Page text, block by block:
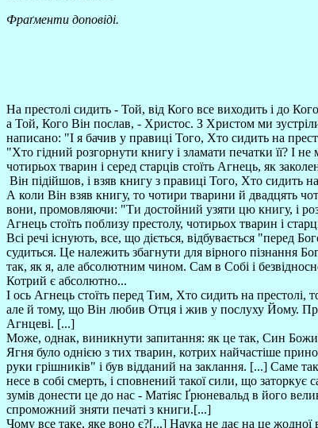
Фраґменти доповіді.
На престолі сидить - Той, від Кого все виходить і до
а Той, Кого Він послав, - Христос. З Христом ми
написано: "І я бачив у правиці Того, Хто сидить на
"Хто гідний розгорнути книгу і зламати печатки її? І не
чотирьох тварин і серед старців стоїть Агнець, як
Він підійшов, і взяв книгу з правиці Того, Хто сидить
А коли Він взяв книгу, то чотири тварини й двадцять
вони, промовляючи: "Ти достойний узяти цю книгу, і
Агнець стоїть поблизу престолу, чотирьох тварин і
Всі речі існують, все, що діється, відбувається "перед
судиться. Це належить збагнути для вірного пізнання
так, як я, але абсолютним чином. Сам в Собі і
Котрий є абсолютно...
І ось Агнець стоїть перед Тим, Хто сидить на
але й тому, що Він любив Отця і жив у послуху Йому.
Агнцеві. [...]
Може, однак, виникнути запитання: як це так, Син
Ягня було однією з тих тварин, котрих найчастіше
руки грішників" і був відданий на заклання. [...] Саме
несе в собі смерть, і сповнений такої сили, що
зумів донести це до нас - Матіяс Ґрюневальд в його
спроможний зняти печаті з книги.[...]
Чому все таке, яке воно є?[...] Наука не дає на це жодної